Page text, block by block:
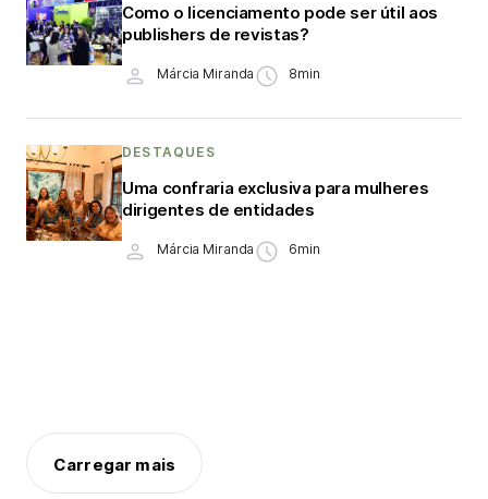
Como o licenciamento pode ser útil aos
publishers de revistas?
Márcia Miranda 8min
DESTAQUES
Uma confraria exclusiva para mulheres
dirigentes de entidades
Márcia Miranda 6min
Carregar mais